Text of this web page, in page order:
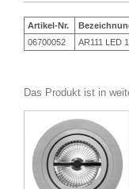
Artikel-Nr.
06700052
AR111 LED
Das Produkt ist in